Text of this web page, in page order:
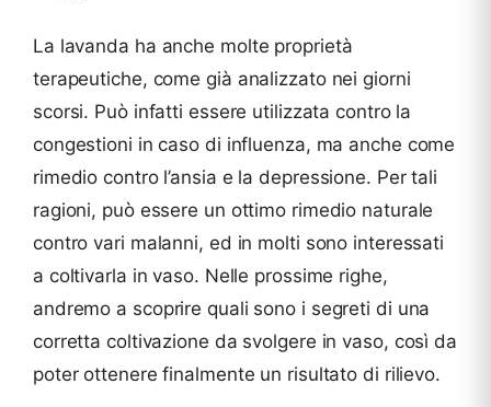
La lavanda ha anche molte proprietà
terapeutiche, come già analizzato nei giorni
scorsi. Può infatti essere utilizzata contro la
congestioni in caso di influenza, ma anche come
rimedio contro l’ansia e la depressione. Per tali
ragioni, può essere un ottimo rimedio naturale
contro vari malanni, ed in molti sono interessati
a coltivarla in vaso. Nelle prossime righe,
andremo a scoprire quali sono i segreti di una
corretta coltivazione da svolgere in vaso, così da
poter ottenere finalmente un risultato di rilievo.